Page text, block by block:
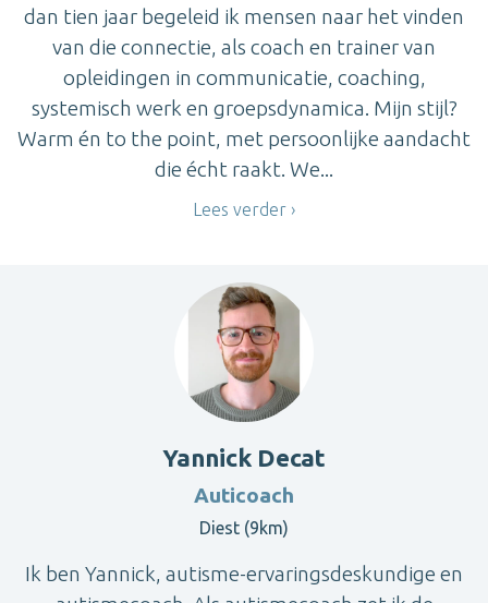
dan tien jaar begeleid ik mensen naar het vinden
van die connectie, als coach en trainer van
opleidingen in communicatie, coaching,
systemisch werk en groepsdynamica. Mijn stijl?
Warm én to the point, met persoonlijke aandacht
die écht raakt. We...
Lees verder
Yannick Decat
Auticoach
Diest (9km)
Ik ben Yannick, autisme-ervaringsdeskundige en